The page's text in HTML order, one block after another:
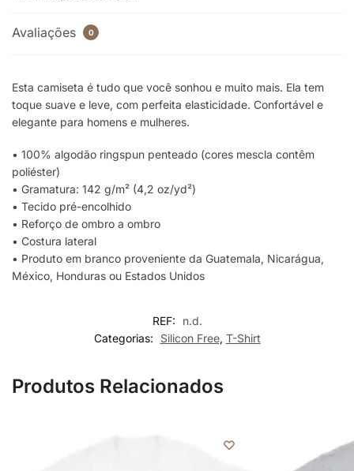
Avaliações 0
Esta camiseta é tudo que você sonhou e muito mais. Ela tem
toque suave e leve, com perfeita elasticidade. Confortável e
elegante para homens e mulheres.
• 100% algodão ringspun penteado (cores mescla contêm
poliéster)
• Gramatura: 142 g/m² (4,2 oz/yd²)
• Tecido pré-encolhido
• Reforço de ombro a ombro
• Costura lateral
• Produto em branco proveniente da Guatemala, Nicarágua,
México, Honduras ou Estados Unidos
REF:
n.d.
Categorias:
Silicon Free, T-Shirt
Produtos Relacionados